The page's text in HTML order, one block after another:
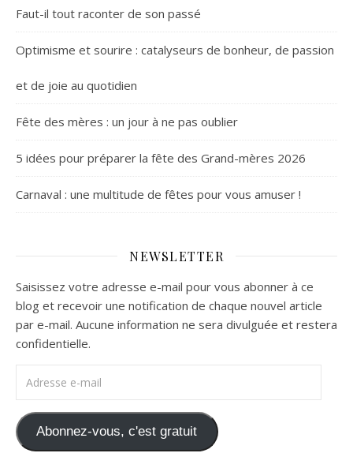
Faut-il tout raconter de son passé
Optimisme et sourire : catalyseurs de bonheur, de passion
et de joie au quotidien
Fête des mères : un jour à ne pas oublier
5 idées pour préparer la fête des Grand-mères 2026
Carnaval : une multitude de fêtes pour vous amuser !
NEWSLETTER
Saisissez votre adresse e-mail pour vous abonner à ce
blog et recevoir une notification de chaque nouvel article
par e-mail. Aucune information ne sera divulguée et restera
confidentielle.
Abonnez-vous, c'est gratuit